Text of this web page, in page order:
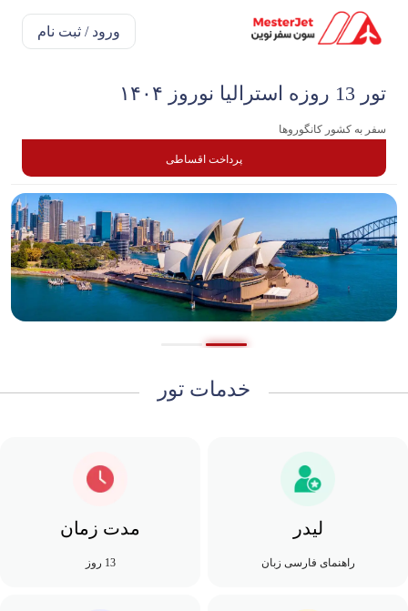
ورود / ثبت نام
تور 13 روزه استرالیا نوروز ۱۴۰۴
سفر به کشور کانگوروها
پرداخت اقساطی
خدمات تور
لیدر
راهنمای فارسی زبان
مدت زمان
13 روز